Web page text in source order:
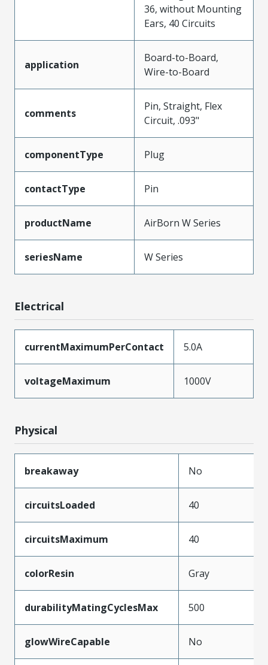
36, without Mounting
Ears, 40 Circuits
application
Board-to-Board,
Wire-to-Board
comments
Pin, Straight, Flex
Circuit, .093"
componentType Plug
contactType Pin
productName AirBorn W Series
seriesName W Series
Electrical
currentMaximumPerContact 5.0A
voltageMaximum 1000V
Physical
breakaway No
circuitsLoaded 40
circuitsMaximum 40
colorResin Gray
durabilityMatingCyclesMax 500
glowWireCapable No